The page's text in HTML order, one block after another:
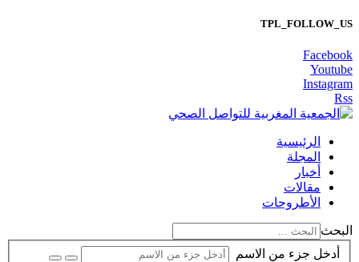
TPL_FOLLOW_US
Facebook
Youtube
Instagram
Rss
الرئيسية
المجلة
أخبار
مقالات
الأطروحات
البحث
أدخل جزء من الاسم